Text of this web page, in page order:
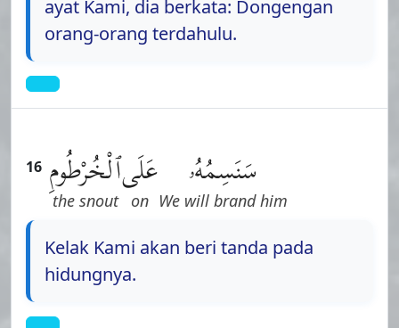
ayat Kami, dia berkata: Dongengan
orang-orang terdahulu.
16 سَنَسِمُهُۥ
We will brand him
عَلَى
on
ٱلْخُرْطُومِ
the snout
Kelak Kami akan beri tanda pada
hidungnya.